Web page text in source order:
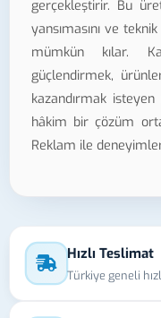
gerçekleştirir. Bu
yansımasını ve
mümkün kılar.
güçlendirmek,
kazandırmak
hâkim bir çözüm
Reklam ile
Hızlı Teslimat
Türkiye geneli